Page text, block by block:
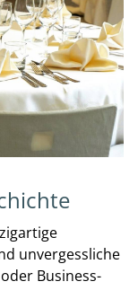
unvergessliche
Business-